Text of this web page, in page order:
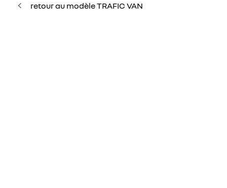
retour au modèle TRAFIC VAN